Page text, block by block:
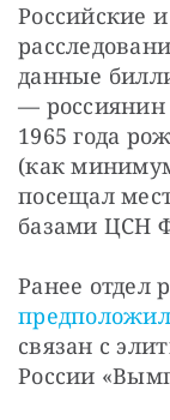
Российские
данные
—
1965 года
(как
посещал
базами ЦСН
предположил
связан с
России